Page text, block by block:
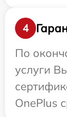
4
По
услуги
OnePlus